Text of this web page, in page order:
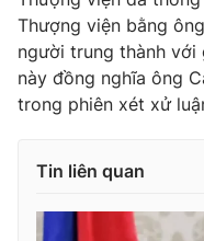
® Cấm sao chép dưới
thuận bằng văn bản. Ghi
thông tin từ website này.
Thượng viện bằng
người trung thành
này đồng nghĩa ông
trong phiên xét xử
Tin liên quan